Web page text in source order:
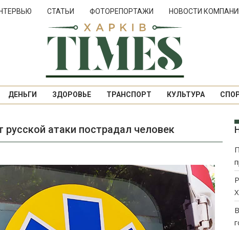
СТАТЬИ ФОТОРЕПОРТАЖИ НОВОСТИ
ДЕНЬГИ ЗДОРОВЬЕ ТРАНСПОРТ КУЛЬТУРА
атаки пострадал человек